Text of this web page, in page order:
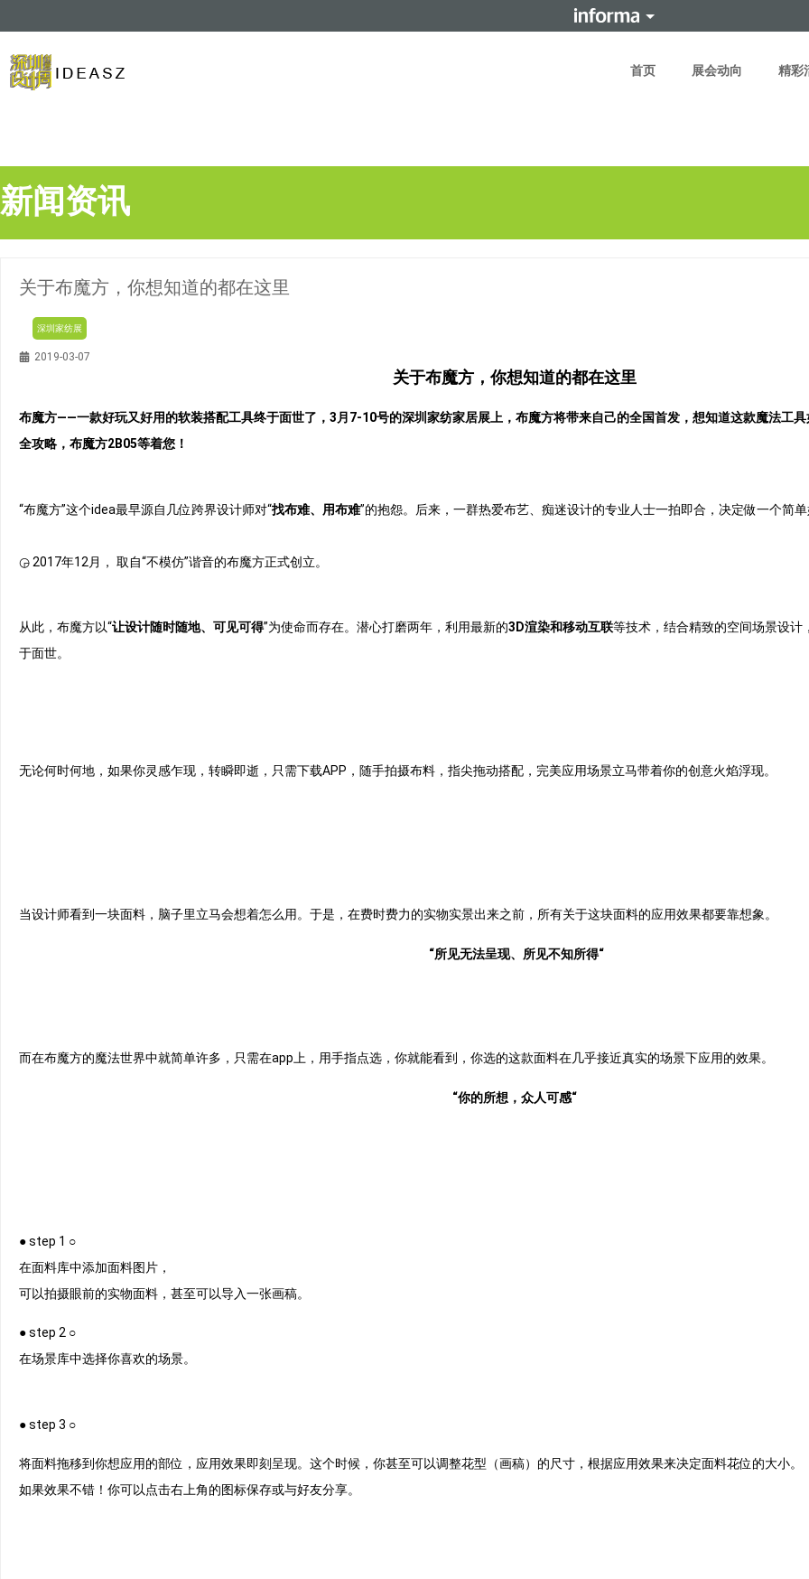
首页 展会动向 精彩
新闻资讯
关于布魔方，你想知道的都在这里
深圳家纺展
2019-03-07
关于布魔方，你想知道的都在这里
布魔方——一款好玩又好用的软装搭配工具终于面世了，3月7-10号的深圳家纺家居展上，布魔方将带来自己的全国首发，想知道这款魔法工
全攻略，布魔方2B05等着您！
“布魔方”这个idea最早源自几位跨界设计师对“找布难、用布难”的抱怨。后来，一群热爱布艺、痴迷设计的专业人士一拍即合，决定做一个简
◶ 2017年12月， 取自“不模仿”谐音的布魔方正式创立。
从此，布魔方以“让设计随时随地、可见可得”为使命而存在。潜心打磨两年，利用最新的3D渲染和移动互联等技术，结合精致的空间场景设计
于面世。
无论何时何地，如果你灵感乍现，转瞬即逝，只需下载APP，随手拍摄布料，指尖拖动搭配，完美应用场景立马带着你的创意火焰浮现。
当设计师看到一块面料，脑子里立马会想着怎么用。于是，在费时费力的实物实景出来之前，所有关于这块面料的应用效果都要靠想象。
“所见无法呈现、所见不知所得“
而在布魔方的魔法世界中就简单许多，只需在app上，用手指点选，你就能看到，你选的这款面料在几乎接近真实的场景下应用的效果。
“你的所想，众人可感“
● step 1 ○
在面料库中添加面料图片，
可以拍摄眼前的实物面料，甚至可以导入一张画稿。
● step 2 ○
在场景库中选择你喜欢的场景。
● step 3 ○
将面料拖移到你想应用的部位，应用效果即刻呈现。这个时候，你甚至可以调整花型（画稿）的尺寸，根据应用效果来决定面料花位的大小。
如果效果不错！你可以点击右上角的图标保存或与好友分享。